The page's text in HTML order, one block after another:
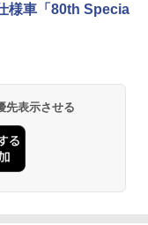
様車「80th Specia
先表示させる